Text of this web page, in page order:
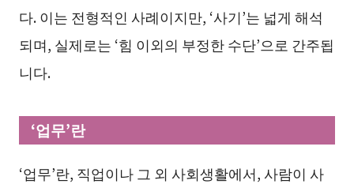
다. 이는 전형적인 사례이지만, ‘사기’는 넓게 해석
되며, 실제로는 ‘힘 이외의 부정한 수단’으로 간주됩
니다.
‘업무’란
‘업무’란, 직업이나 그 외 사회생활에서, 사람이 사